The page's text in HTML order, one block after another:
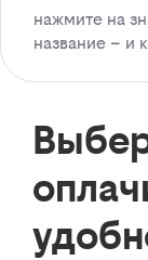
нажмите на
название – и